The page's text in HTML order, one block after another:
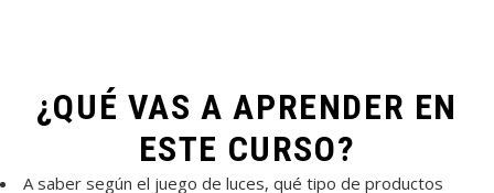
¿QUÉ VAS A APRENDER EN
ESTE CURSO?
A saber según el juego de luces, qué tipo de productos